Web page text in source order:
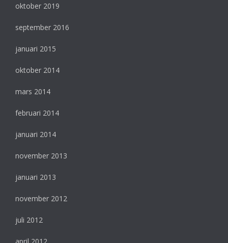
oktober 2019
september 2016
januari 2015
oktober 2014
mars 2014
februari 2014
januari 2014
november 2013
januari 2013
november 2012
juli 2012
april 2012